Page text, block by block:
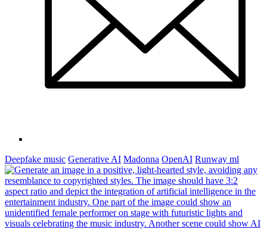
Deepfake music Generative AI Madonna OpenAI Runway ml